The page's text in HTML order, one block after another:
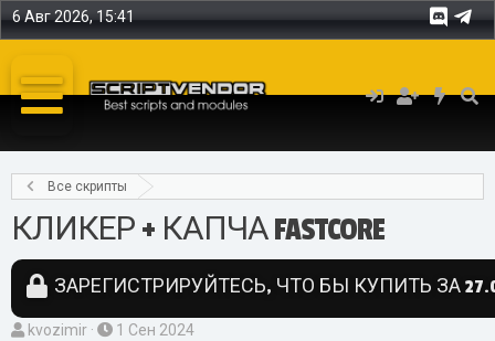
6 Авг 2026, 15:41
Все скрипты
КЛИКЕР + КАПЧА FASTCORE
ЗАРЕГИСТРИРУЙТЕСЬ, ЧТО БЫ КУПИТЬ ЗА
А
kvozimir
Д1 Сен 2024